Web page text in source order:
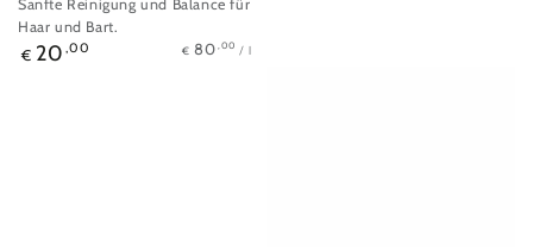
Sanfte Reinigung und Balance für
Haar und Bart.
Regulärer
€ 20 ,00 Stückpreis
€ 80 ,00 / pro
l